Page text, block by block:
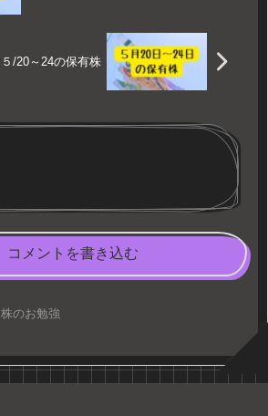
５/20～24の保有株
コメントを書き込む
株のお勉強